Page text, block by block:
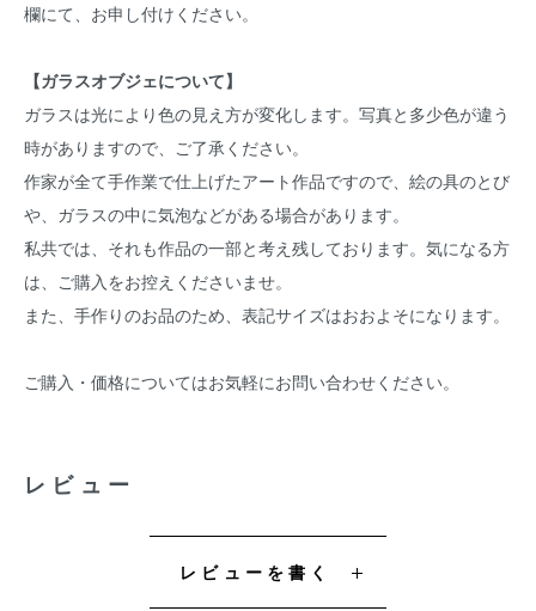
欄にて、お申し付けください。
【ガラスオブジェについて】
ガラスは光により色の見え方が変化します。写真と多少色が違う
時がありますので、ご了承ください。
作家が全て手作業で仕上げたアート作品ですので、絵の具のとび
や、ガラスの中に気泡などがある場合があります。
私共では、それも作品の一部と考え残しております。気になる方
は、ご購入をお控えくださいませ。
また、手作りのお品のため、表記サイズはおおよそになります。
ご購入・価格についてはお気軽にお問い合わせください。
レビュー
レビューを書く